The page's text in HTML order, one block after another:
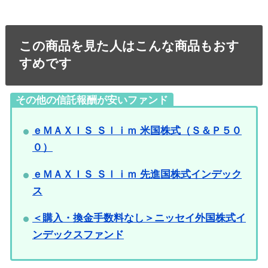
この商品を見た人はこんな商品もおす
すめです
その他の信託報酬が安いファンド
ｅＭＡＸＩＳ Ｓｌｉｍ 米国株式（Ｓ＆Ｐ５０
０）
ｅＭＡＸＩＳ Ｓｌｉｍ 先進国株式インデック
ス
＜購入・換金手数料なし＞ニッセイ外国株式イ
ンデックスファンド